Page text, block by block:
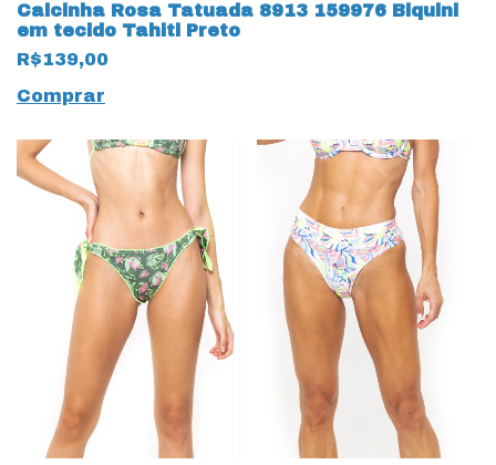
Calcinha Rosa Tatuada 8913 159976 Biquini
em tecido Tahiti Preto
R$139,00
Comprar